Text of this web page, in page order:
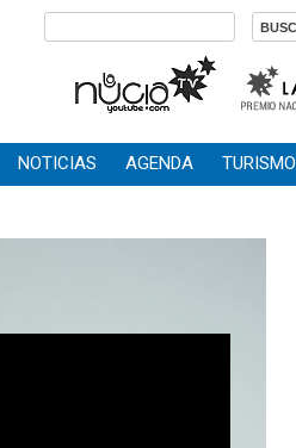
NOTICIAS AGENDA TURISMO